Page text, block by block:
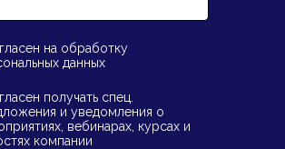
на обработку
данных
получать спец.
и уведомления о
вебинарах, курсах и
компании